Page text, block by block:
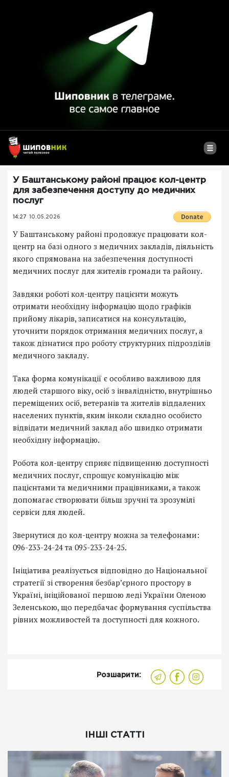
У Баштанському районі працює кол-центр
для забезпечення доступу до медичних
послуг
14:27 10.05.2026
У Баштанському районі продовжує працювати кол-
центр на базі одного з медичних закладів, діяльність
якого спрямована на забезпечення доступності
медичних послуг для жителів громади та району.
Завдяки роботі кол-центру пацієнти можуть
отримати необхідну інформацію щодо графіків
прийому лікарів, записатися на консультацію,
уточнити порядок отримання медичних послуг, а
також дізнатися про роботу структурних підрозділів
медичного закладу.
Така форма комунікації є особливо важливою для
людей старшого віку, осіб з інвалідністю, внутрішньо
переміщених осіб, ветеранів та жителів віддалених
населених пунктів, яким інколи складно особисто
відвідати медичний заклад або швидко отримати
необхідну інформацію.
Робота кол-центру сприяє підвищенню доступності
медичних послуг, спрощує комунікацію між
пацієнтами та медичними працівниками, а також
допомагає створювати більш зручні та зрозумілі
сервіси для людей.
Звернутися до кол-центру можна за телефонами:
096-233-24-24 та 095-233-24-25.
Ініціатива реалізується відповідно до Національної
стратегії зі створення безбар’єрного простору в
Україні, ініційованої першою леді України Оленою
Зеленською, що передбачає формування суспільства
рівних можливостей та доступності для кожного.
Розшарити:
ІНШІ СТАТТІ